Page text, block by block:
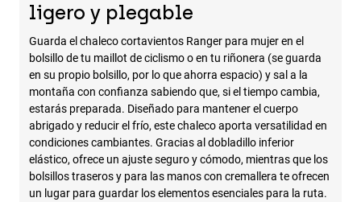
ligero y plegable
Guarda el chaleco cortavientos Ranger para mujer en el
bolsillo de tu maillot de ciclismo o en tu riñonera (se guarda
en su propio bolsillo, por lo que ahorra espacio) y sal a la
montaña con confianza sabiendo que, si el tiempo cambia,
estarás preparada. Diseñado para mantener el cuerpo
abrigado y reducir el frío, este chaleco aporta versatilidad en
condiciones cambiantes. Gracias al dobladillo inferior
elástico, ofrece un ajuste seguro y cómodo, mientras que los
bolsillos traseros y para las manos con cremallera te ofrecen
un lugar para guardar los elementos esenciales para la ruta.